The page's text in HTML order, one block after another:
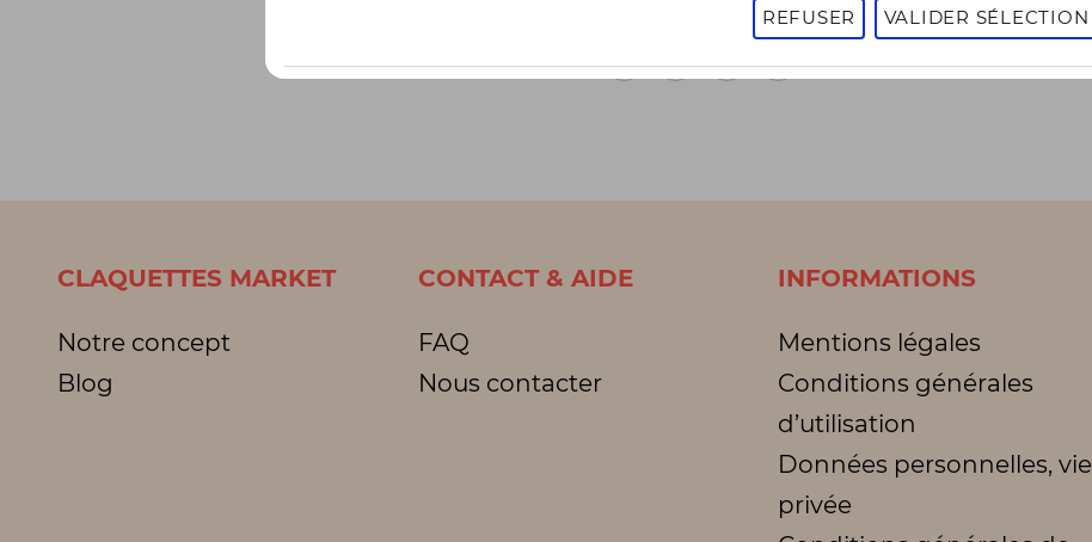
REFUSER VALIDER SÉLECTION
1 2 3
Page
1 - 16 sur 3009 articles
CLAQUETTES MARKET
Notre concept
Blog
CONTACT & AIDE
FAQ
Nous contacter
INFORMATIONS
Mentions légales
Conditions générales
d’utilisation
Données personnelles, vie
privée